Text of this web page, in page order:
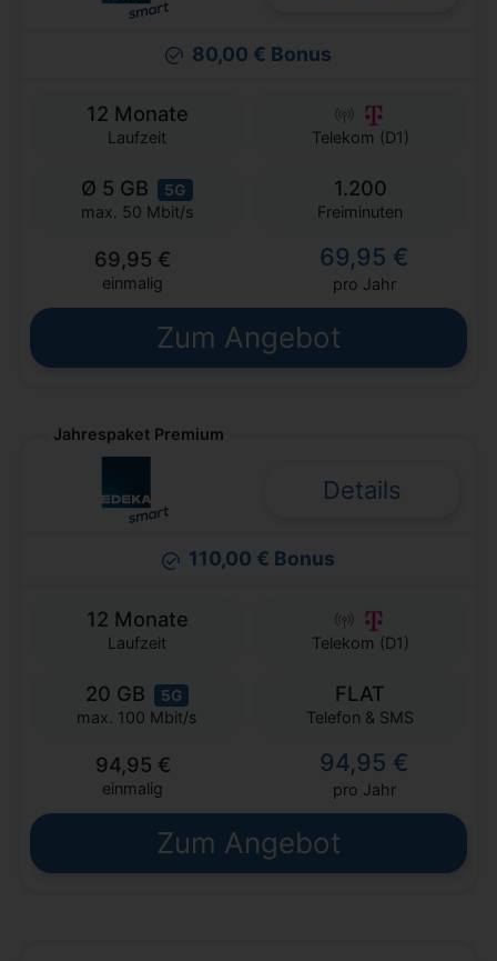
80,00 € Bonus
12 Monate
Laufzeit Telekom (D1)
Ø 5 GB 5G
max. 50 Mbit/s
1.200
Freiminuten
69,95 €
einmalig
69,95 €
pro Jahr
Zum Angebot
Jahrespaket Premium
Details
110,00 € Bonus
12 Monate
Laufzeit Telekom (D1)
20 GB 5G
max. 100 Mbit/s
FLAT
Telefon & SMS
94,95 €
einmalig
94,95 €
pro Jahr
Zum Angebot